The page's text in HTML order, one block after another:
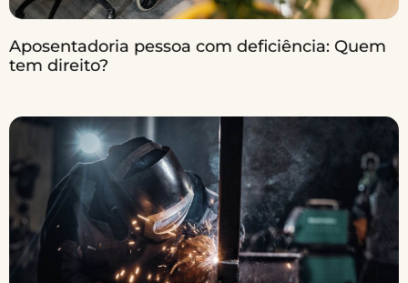
Aposentadoria pessoa com deficiência: Quem
tem direito?